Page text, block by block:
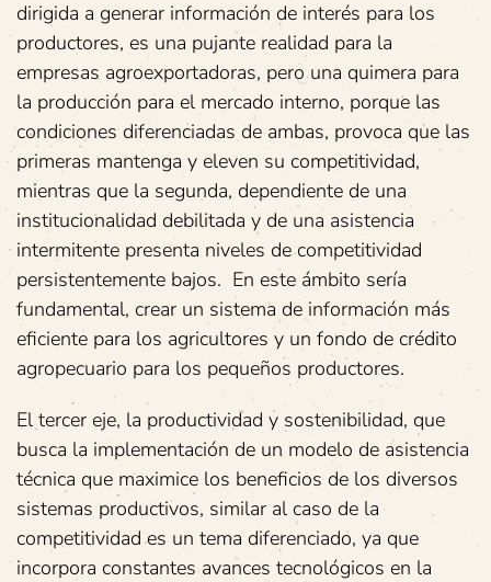
dirigida a generar información de interés para los
productores, es una pujante realidad para la
empresas agroexportadoras, pero una quimera para
la producción para el mercado interno, porque las
condiciones diferenciadas de ambas, provoca que las
primeras mantenga y eleven su competitividad,
mientras que la segunda, dependiente de una
institucionalidad debilitada y de una asistencia
intermitente presenta niveles de competitividad
persistentemente bajos. En este ámbito sería
fundamental, crear un sistema de información más
eficiente para los agricultores y un fondo de crédito
agropecuario para los pequeños productores.
El tercer eje, la productividad y sostenibilidad, que
busca la implementación de un modelo de asistencia
técnica que maximice los beneficios de los diversos
sistemas productivos, similar al caso de la
competitividad es un tema diferenciado, ya que
incorpora constantes avances tecnológicos en la